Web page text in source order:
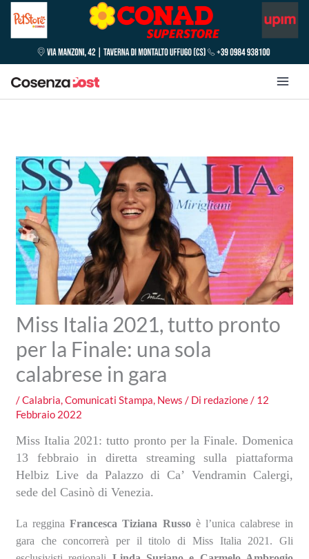
Miss Italia 2021, tutto pronto
per la Finale: una sola
calabrese in gara
/Calabria,Comunicati Stampa, News / Di redazione/ 12
Febbraio 2022
Miss Italia 2021: tutto pronto per la Finale. Domenica
13 febbraio in diretta streaming sulla piattaforma
Helbiz Live da Palazzo di Ca’ Vendramin Calergi,
sede del Casinò di Venezia.
La reggina Francesca Tiziana Russoè l’unica calabrese in
gara che concorrerà per il titolo di Miss Italia 2021. Gli